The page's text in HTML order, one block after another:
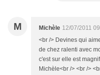
M Michèle 12/07/2011
<br /> Devines qui
de chez ralenti avec
c'est sur elle est
Michèle<br /> <br />